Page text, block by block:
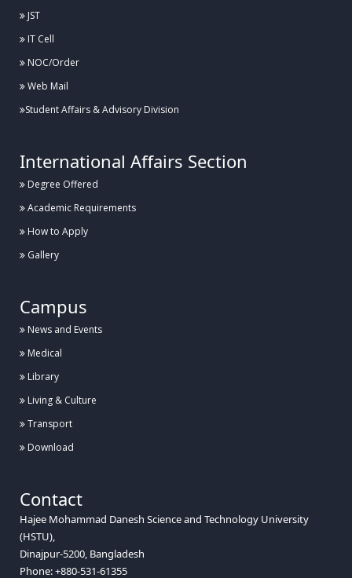
JST
IT Cell
NOC/Order
Web Mail
Student Affairs & Advisory Division
International Affairs Section
Degree Offered
Academic Requirements
How to Apply
Gallery
Campus
News and Events
Medical
Library
Living & Culture
Transport
Download
Contact
Hajee Mohammad Danesh Science and Technology University
(HSTU),
Dinajpur-5200, Bangladesh
Phone: +880-531-61355